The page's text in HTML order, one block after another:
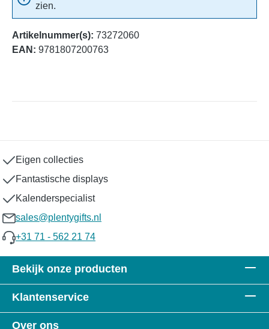
zien.
Artikelnummer(s): 73272060
EAN: 9781807200763
Eigen collecties
Fantastische displays
Kalenderspecialist
sales@plentygifts.nl
+31 71 - 562 21 74
Bekijk onze producten
Klantenservice
Over ons